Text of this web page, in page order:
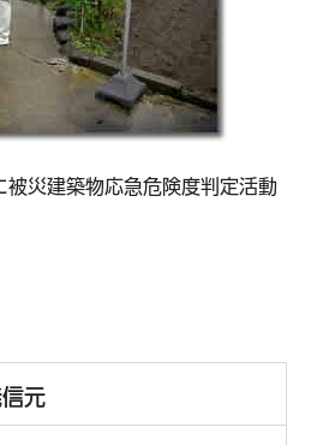
災建築物応急危険度判定活動
元